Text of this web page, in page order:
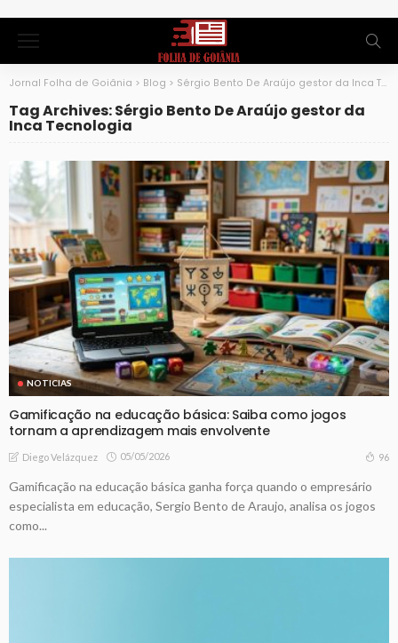
Jornal Folha de Goiânia > Blog > Sérgio Bento De Araújo gestor da Inca Tecnologia
Tag Archives: Sérgio Bento De Araújo gestor da
Inca Tecnologia
NOTICIAS
Gamificação na educação básica: Saiba como jogos
tornam a aprendizagem mais envolvente
Diego Velázquez 05/05/2026 96
Gamificação na educação básica ganha força quando o empresário
especialista em educação, Sergio Bento de Araujo, analisa os jogos
como...